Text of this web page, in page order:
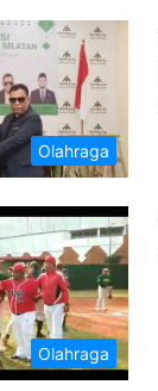
Olahraga
Olahraga